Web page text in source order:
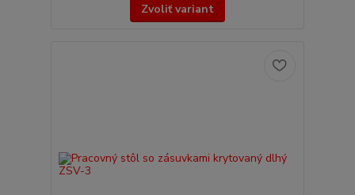
Zvoliť variant